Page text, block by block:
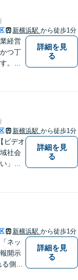
産申
室】
弁護士
新横浜駅 から徒歩1分
経営
つ丁
。ど
詳細を見
る
新横浜駅 から徒歩1分
ビデオ
社会
」を
くし
て法
しま
詳細を見
る
新横浜駅 から徒歩1分
ネッ
開示
側）
詳細を見
る